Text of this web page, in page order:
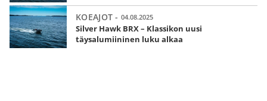
Silver Hawk BRX – Klassikon uusi
täysalumiininen luku alkaa
KOEAJOT - 04.08.2025